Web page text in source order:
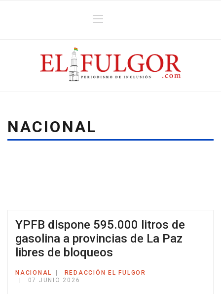
NACIONAL
YPFB dispone 595.000 litros de
gasolina a provincias de La Paz
libres de bloqueos
NACIONAL
REDACCIÓN EL FULGOR
07 JUNIO 2026